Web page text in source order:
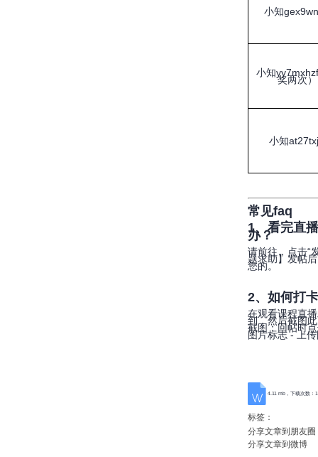
小知
小知
奖两次）
小知
常见faq
1、看完直
办？
请前往，点击“
题求助】发帖
您的。
2、如何打
在观看课程直
到，然后截图
截图；回帖时
图片标志 - 上
4.11 mb，下载次数：
标签：
分享文章到朋友圈
分享文章到微博